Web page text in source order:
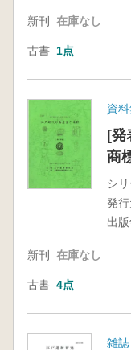
新刊 在庫なし
古書 1点
資
[
商
シリ
発行
出版
新刊 在庫なし
古書 4点
雑